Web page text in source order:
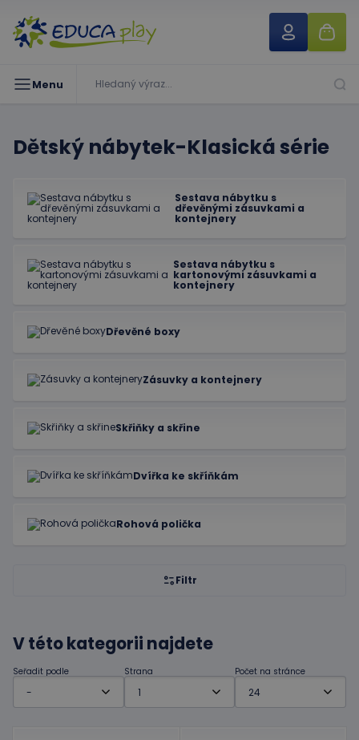
Menu
Dětský nábytek-Klasická série
Sestava nábytku s
dřevěnými zásuvkami a
kontejnery
Sestava nábytku s
kartonovými zásuvkami a
kontejnery
Dřevěné boxy
Zásuvky a kontejnery
Skřiňky a skřine
Dvířka ke skříňkám
Rohová polička
Filtr
V této kategorii najdete
Seřadit podle Strana Počet na stránce